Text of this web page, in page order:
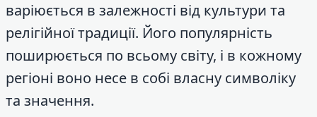
варіюється в залежності від культури та
релігійної традиції. Його популярність
поширюється по всьому світу, і в кожному
регіоні воно несе в собі власну символіку
та значення.